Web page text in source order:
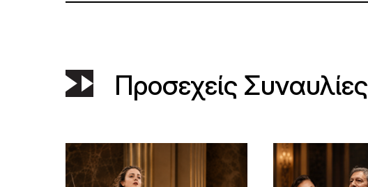
Προσεχείς Συναυλίες